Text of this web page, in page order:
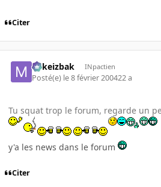
Citer
Mikeizbak INpactien
Posté(e) le 8 février 200422 a
Tu squat trop le forum, regarde un
y'a les news dans le forum
Citer